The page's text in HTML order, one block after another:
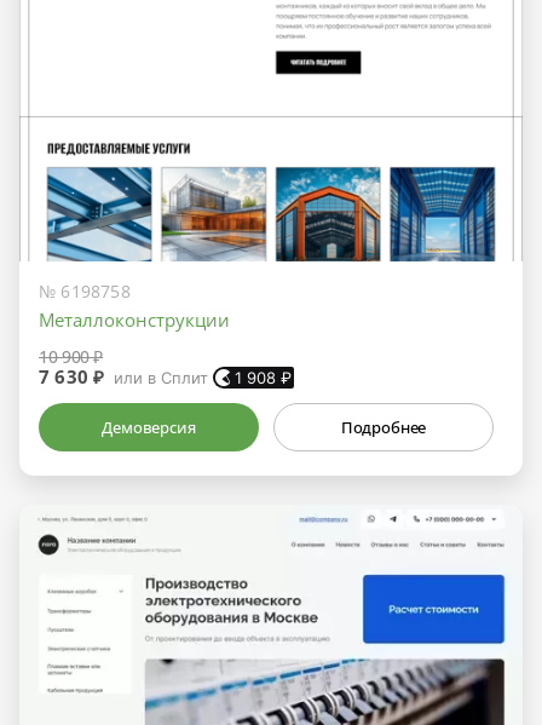
№ 6198758
Металлоконструкции
10 900 ₽
7 630 ₽ или в Сплит 1 908 ₽
Демоверсия Подробнее